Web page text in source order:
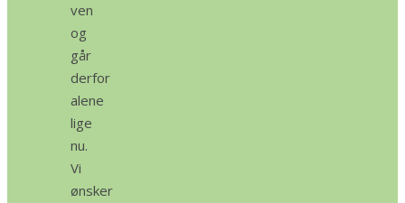
ven
og
går
derfor
alene
lige
nu.
Vi
ønsker